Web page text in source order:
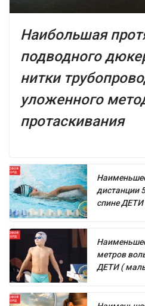
Наибольшая
подводного
нитки
уложенного
протаскивания
дистанции
спине ДЕТИ
метров
ДЕТИ (